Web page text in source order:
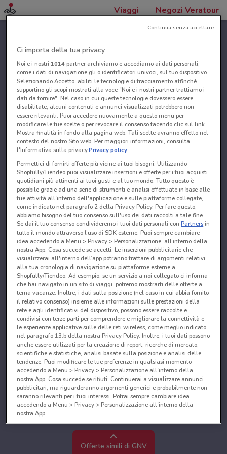
Viaggi Negozi Veratour
Offerte simili di GNV
Ci importa della tua privacy
Noi e i nostri 1014partner archiviamo e accediamo ai dati personali,
come i dati di navigazione gli o identificatori univoci, sul tuo dispositivo.
Selezionando Accetto, abiliti le tecnologie di tracciamento affinché
supportino gli scopi mostrati alla voce "Noi e i nostri partner trattiamo i
dati da fornire". Nel caso in cui queste tecnologie dovessero essere
disabilitate, alcuni contenuti e annunci visualizzati potrebbero non
essere rilevanti. Puoi accedere nuovamente a questo menu per
modificare le tue scelte o per revocare il consenso facendo clic sul link
Mostra finalità in fondo alla pagina web. Tali scelte avranno effetto nel
contesto del nostro Sito web. Per maggiori informazioni, consulta
l'Informativa sulla privacy.Privacy policy
Permettici di fornirti offerte più vicine ai tuoi bisogni: Utilizzando
Shopfully/Tiendeo puoi visualizzare inserzioni e offerte per i tuoi acquisti
quotidiani più attinenti ai tuoi gusti e al tuo mondo. Tutto questo è
possibile grazie ad una serie di strumenti e analisi effettuate in base alle
tue attività all'interno dell'applicazione e sulle piattaforme collegate,
come indicato nel paragrafo 2 della Privacy Policy. Per fare questo,
abbiamo bisogno del tuo consenso sull'uso dei dati raccolti a tale fine.
Se dai il tuo consenso condivideremo i tuoi dati personali conPartnersin
tutto il mondo attraverso l’uso di SDK esterne. Puoi sempre cambiare
idea accedendo a Menu > Privacy > Personalizzazione, all’interno della
nostra App. Cosa succede se accetti: Le inserzioni pubblicitarie che
visualizzerai all'interno dell’app potranno trattare di argomenti relativi
alla tua cronologia di navigazione su piattaforme esterne a
Shopfully/Tiendeo. Ad esempio, se un servizio a noi collegato ci informa
che hai navigato in un sito di viaggi, potremo mostrarti delle offerte a
tema vacanze. Inoltre, i dati sulla posizione (nel caso in cui abbia fornito
il relativo consenso) insieme alle informazioni sulle prestazioni della
rete e agli identificativi del dispositivo, possono essere raccolte e
condivisi con terze parti per comprendere e migliorare la connettività e
le esperienze applicative sulle delle reti wireless, come meglio indicato
nel paragrafo 13.b della nostra Privacy Policy. Inoltre, i tuoi dati possono
anche essere utilizzati per la creazione di report, ricerche di mercato,
scientifiche e statistiche, analisi basate sulla posizione e analisi delle
tendenze. Puoi modificare le tue preferenze in qualsiasi momento
accedendo a Menu > Privacy > Personalizzazione all'interno della
nostra App. Cosa succede se rifiuti: Continuerai a visualizzare annunci
pubblicitari, ma riguarderanno argomenti generici e probabilmente non
saranno rilevanti per i tuoi interessi. Potrai sempre cambiare idea
accedendo a Menu > Privacy > Personalizzazione all'interno della
nostra App.
Noi e i nostri partner trattiamo i dati per fornire:
Utilizzare dati di geolocalizzazione precisi. Scansione attiva delle
caratteristiche del dispositivo ai fini dell’identificazione. Archiviare
Continua senza accettare